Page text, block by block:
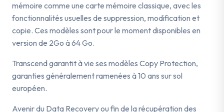
mémoire comme une carte mémoire classique, avec les
fonctionnalités usuelles de suppression, modification et
copie. Ces modèles sont pour le moment disponibles en
version de 2Go à 64 Go.
Transcend garantit à vie ses modèles Copy Protection,
garanties généralement ramenées à 10 ans sur sol
européen.
Avenir du Data Recovery ou fin de la récupération des